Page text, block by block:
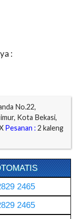
:
No.22,
Kota Bekasi,
Pesanan : 2 kaleng
2465
2465